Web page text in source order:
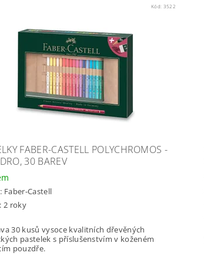
Kód: 3522
FABER-CASTELL POLYCHROMOS -
30 BAREV
Faber-Castell
2 roky
30 kusů vysoce kvalitních dřevěných
pastelek s příslušenstvím v koženém
pouzdře.